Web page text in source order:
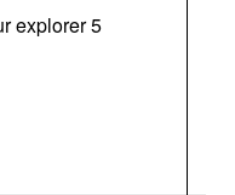
explorer 5